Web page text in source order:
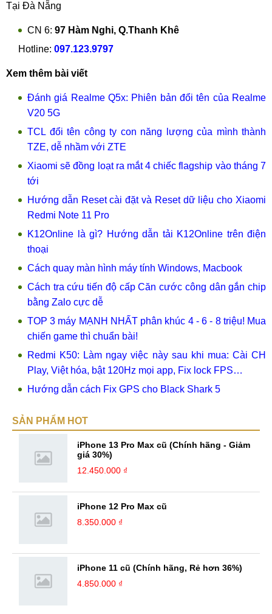
Tại Đà Nẵng
CN 6: 97 Hàm Nghi, Q.Thanh Khê
Hotline: 097.123.9797
Xem thêm bài viết
Đánh giá Realme Q5x: Phiên bản đổi tên của Realme
V20 5G
TCL đổi tên công ty con năng lượng của mình thành
TZE, dễ nhầm với ZTE
Xiaomi sẽ đồng loạt ra mắt 4 chiếc flagship vào tháng 7
tới
Hướng dẫn Reset cài đặt và Reset dữ liệu cho Xiaomi
Redmi Note 11 Pro
K12Online là gì? Hướng dẫn tải K12Online trên điện
thoại
Cách quay màn hình máy tính Windows, Macbook
Cách tra cứu tiến độ cấp Căn cước công dân gắn chip
bằng Zalo cực dễ
TOP 3 máy MẠNH NHẤT phân khúc 4 - 6 - 8 triệu! Mua
chiến game thì chuẩn bài!
Redmi K50: Làm ngay việc này sau khi mua: Cài CH
Play, Việt hóa, bật 120Hz mọi app, Fix lock FPS…
Hướng dẫn cách Fix GPS cho Black Shark 5
SẢN PHẨM HOT
iPhone 13 Pro Max cũ (Chính hãng - Giảm
giá 30%)
12.450.000 ₫
iPhone 12 Pro Max cũ
8.350.000 ₫
iPhone 11 cũ (Chính hãng, Rẻ hơn 36%)
4.850.000 ₫